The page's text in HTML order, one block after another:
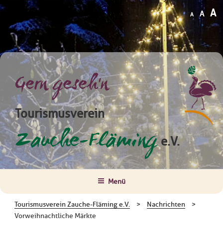
Zum
springen
A
Decrease
font
size.
AReset
font
A
Gern geseh'n
Tourismusverein
Zauche-Fläming e.V.
Menü
Tourismusverein Zauche-Fläming e.V. > Nachrichten
>
Vorweihnachtliche Märkte